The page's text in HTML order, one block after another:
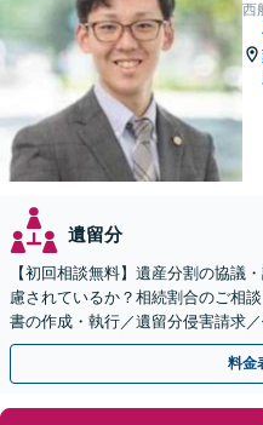
西
遺留分
【初回相談無料】遺産分割の協議
慮されているか？相続割合のご相
書の作成・執行／遺留分侵害請求
【夜間・休日面談可】【西船橋駅3
料金